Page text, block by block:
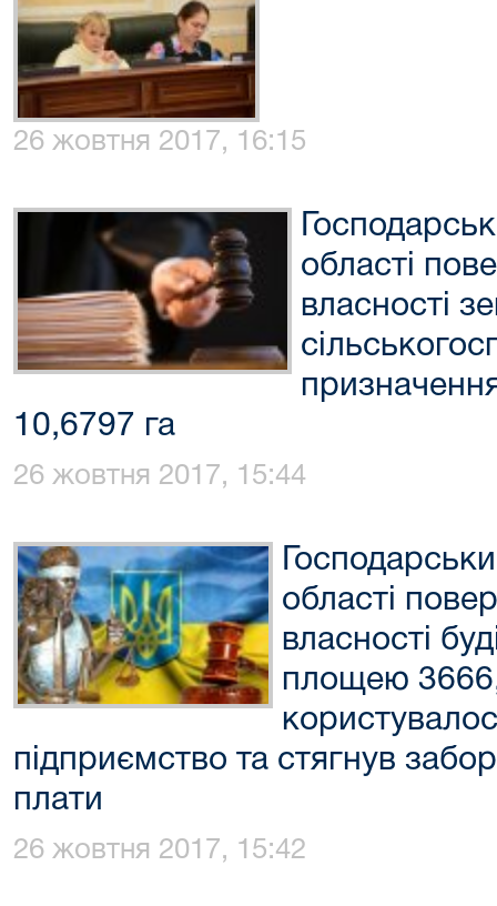
26 жовтня 2017, 16:15
області
власності
10,6797 га
26 жовтня 2017, 15:44
області
власності
площею
підприємство та стягнув
плати
26 жовтня 2017, 15:42